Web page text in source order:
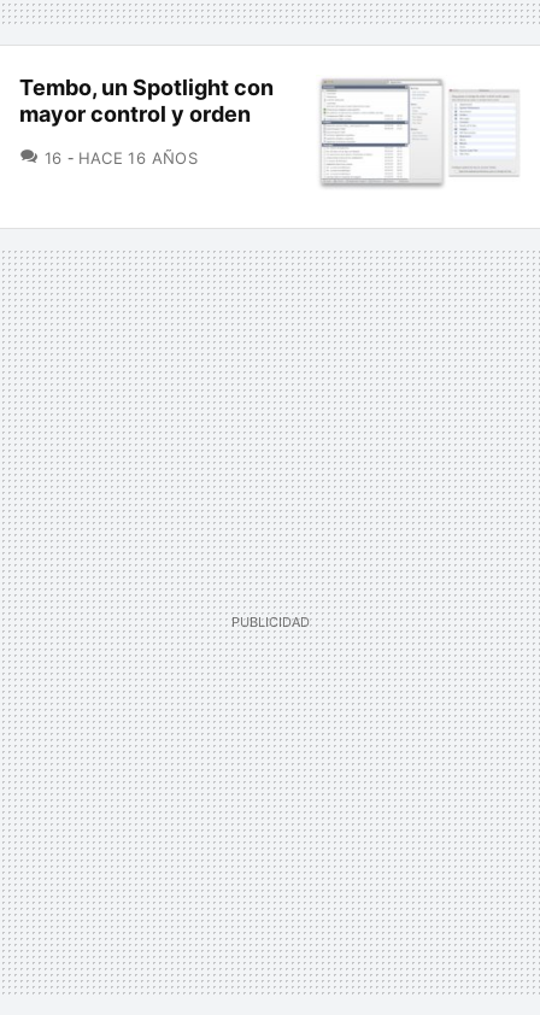
Tembo, un Spotlight con
mayor control y orden
16 COMENTARIOS
HACE 16 AÑOS